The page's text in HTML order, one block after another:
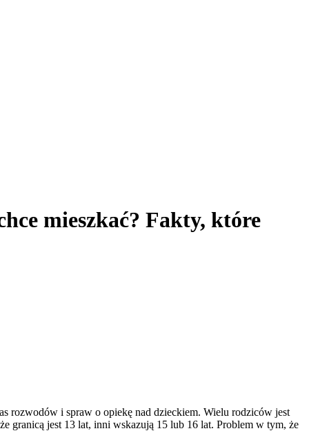
mieszkać? Fakty, które
rozwodów i spraw o opiekę nad dzieckiem. Wielu rodziców jest
granicą jest 13 lat, inni wskazują 15 lub 16 lat. Problem w tym, że